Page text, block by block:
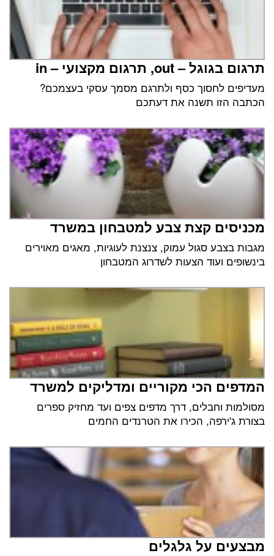
תרגום בגוגל – out, תרגום מקצועי – in
מעדיפים לחסוך כסף ולתרגם מסמך עסקי בעצמכם?
הכתבה הזו תשנה את דעתכם
מכניסים קצת צבע למטבחון במשרד
מגבות בצבע סגול עמוק, צנצנת לעוגיות, מאגים מאוירים
בינשופים ועוד הצעות לשדרוג המטבחון
המדפים הכי מקוריים ומדליקים למשרד
מסולמות וחבלים, דרך מדפים צפים ועד מחזיק ספרים
בצורת ג'ירפה, הכירו את הטרנדים החמים
מבצעים על גלגלים